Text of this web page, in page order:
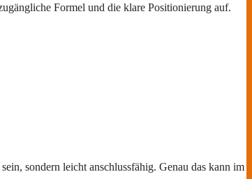
Formel und die klare Positionierung auf.
sondern leicht anschlussfähig. Genau das kann im